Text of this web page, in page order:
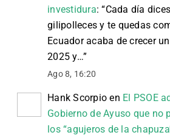
investidura: “Cada día
gilipolleces y te quedas
Ecuador acaba de crecer
2025 y…”
Ago 8, 16:20
Hank Scorpio en El PSOE
Gobierno de Ayuso que no
los “agujeros de la